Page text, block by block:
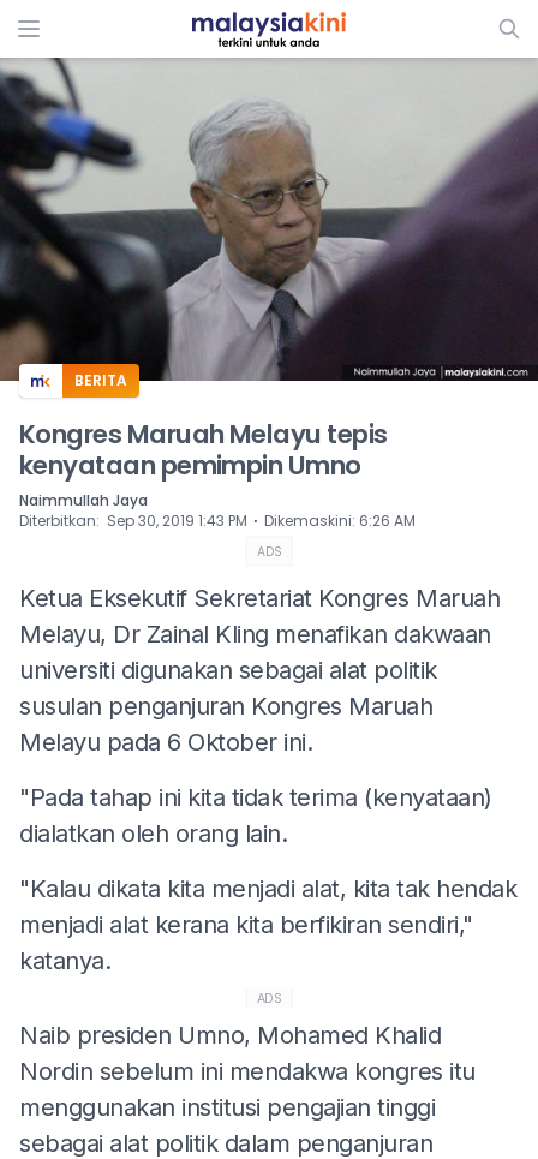
ADS
BERITA
Kongres Maruah Melayu tepis
kenyataan pemimpin Umno
Naimmullah Jaya
Diterbitkan: Sep 30, 2019 1:43 PM ⋅ Dikemaskini: 6:26 AM
ADS
Ketua Eksekutif Sekretariat Kongres Maruah
Melayu, Dr Zainal Kling menafikan dakwaan
universiti digunakan sebagai alat politik
susulan penganjuran Kongres Maruah
Melayu pada 6 Oktober ini.
"Pada tahap ini kita tidak terima (kenyataan)
dialatkan oleh orang lain.
"Kalau dikata kita menjadi alat, kita tak hendak
menjadi alat kerana kita berfikiran sendiri,"
katanya.
ADS
Naib presiden Umno, Mohamed Khalid
Nordin sebelum ini mendakwa kongres itu
menggunakan institusi pengajian tinggi
sebagai alat politik dalam penganjuran